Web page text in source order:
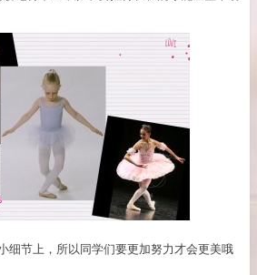
细节上，所以同学们要更加努力才会更美哦